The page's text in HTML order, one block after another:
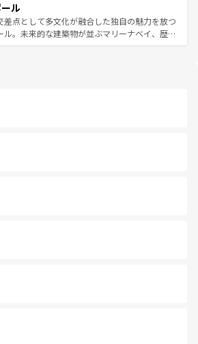
い。
候は一年中温暖で、どの季節にも異なる楽しみ
る。親しみやすいタイの人々、仏教を中心とし
して多様な観光資源が、訪れる旅人を魅了し続
訪れても感動するはず。観光スポットが密集し
率よく見どころを回れるのも魅力。息をのむよ
ら文化的な体験まで、香港を存分に楽しみ尽く
ル
差点として多文化が融合した独自の魅力を放つ
ル。未来的な建築物が並ぶマリーナベイ、歴史
ーズは地元の風情を楽しめる外せないスポット